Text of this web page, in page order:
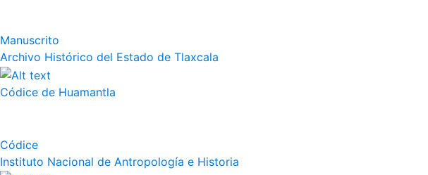
Manuscrito
Archivo Histórico del Estado de Tlaxcala
Códice de Huamantla
Códice
Instituto Nacional de Antropología e Historia